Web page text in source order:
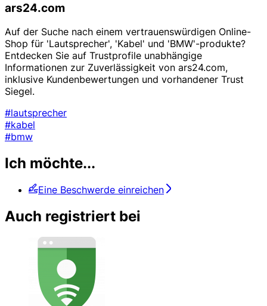
ars24.com
Auf der Suche nach einem vertrauenswürdigen Online-
Shop für 'Lautsprecher', 'Kabel' und 'BMW'-produkte?
Entdecken Sie auf Trustprofile unabhängige
Informationen zur Zuverlässigkeit von ars24.com,
inklusive Kundenbewertungen und vorhandener Trust
Siegel.
#lautsprecher
#kabel
#bmw
Ich möchte...
Eine Beschwerde einreichen
Auch registriert bei